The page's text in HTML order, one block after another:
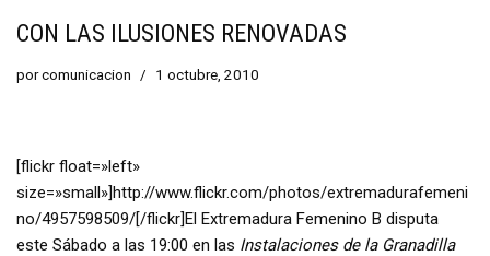
CON LAS ILUSIONES RENOVADAS
porcomunicacion 1 octubre, 2010
[flickr float=»left»
size=»small»]http://www.flickr.com/photos/extremadurafemeni
no/4957598509/[/flickr]El Extremadura Femenino B disputa
este Sábado a las 19:00 en las Instalaciones de la Granadilla